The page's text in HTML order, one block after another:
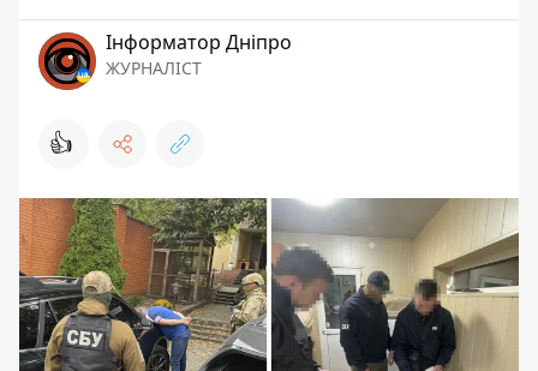
Інформатор Дніпро
ЖУРНАЛІСТ
👍